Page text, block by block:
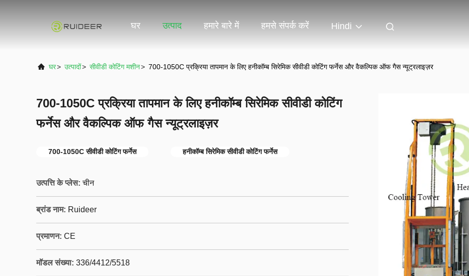
घर उत्पाद हमारे बारे में हमसे संपर्क करें Hindi
घर> उत्पादों> सीवीडी कोटिंग मशीन> 700-1050C प्रक्रिया तापमान के लिए हनीकॉम्ब सिरेमिक सीवीडी कोटिंग फर्नेस और वैकल्पिक ऑफ गैस न्यूट्रलाइज़र
700-1050C प्रक्रिया तापमान के लिए हनीकॉम्ब सिरेमिक सीवीडी कोटिंग
फर्नेस और वैकल्पिक ऑफ गैस न्यूट्रलाइज़र
700-1050C सीवीडी कोटिंग फर्नेस हनीकॉम्ब सिरेमिक सीवीडी कोटिंग फर्नेस
उत्पत्ति के प्लेस: चीन
ब्रांड नाम: Ruideer
प्रमाणन: CE
मॉडल संख्या: 336/4412/5518